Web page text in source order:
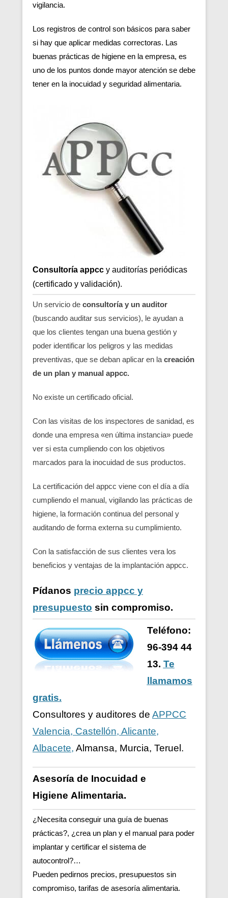
vigilancia.
Los registros de control son básicos para saber
si hay que aplicar medidas correctoras. Las
buenas prácticas de higiene en la empresa, es
uno de los puntos donde mayor atención se debe
tener en la inocuidad y seguridad alimentaria.
Consultoría appcc y auditorías periódicas
(certificado y validación).
Un servicio de consultoría y un auditor
(buscando auditar sus servicios), le ayudan a
que los clientes tengan una buena gestión y
poder identificar los peligros y las medidas
preventivas, que se deban aplicar en la creación
de un plan y manual appcc.
No existe un certificado oficial.
Con las visitas de los inspectores de sanidad, es
donde una empresa «en última instancia» puede
ver si esta cumpliendo con los objetivos
marcados para la inocuidad de sus productos.
La certificación del appcc viene con el día a día
cumpliendo el manual, vigilando las prácticas de
higiene, la formación continua del personal y
auditando de forma externa su cumplimiento.
Con la satisfacción de sus clientes vera los
beneficios y ventajas de la implantación appcc.
Pídanos precio appcc y
presupuesto sin compromiso.
Teléfono:
96-394 44
13. Te
llamamos
gratis.
Consultores y auditores de APPCC
Valencia, Castellón, Alicante,
Albacete, Almansa, Murcia, Teruel.
Asesoría de Inocuidad e
Higiene Alimentaria.
¿Necesita conseguir una guía de buenas
prácticas?, ¿crea un plan y el manual para poder
implantar y certificar el sistema de
autocontrol?…
Pueden pedirnos precios, presupuestos sin
compromiso, tarifas de asesoría alimentaria.